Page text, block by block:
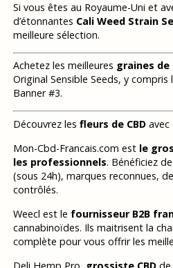
Si vous êtes au Royaume-Uni et
d’étonnantes Cali Weed Strain
meilleure sélection.
Achetez les meilleures graines
Original Sensible Seeds, y
Banner #3.
Découvrez les fleurs de CBDavec
Mon-Cbd-Francais.com est le
les professionnels. Bénéficiez
(sous 24h), marques reconnues,
contrôlés.
Weecl est le fournisseur B2B
cannabinoïdes. Ils maitrisent la
complète pour vous offrir les
Deli Hemp Pro, grossiste CBDde